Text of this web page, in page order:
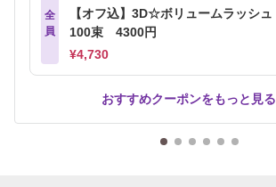
全
員
【オフ込】3D☆ボリュームラッシュ
100束 4300円
¥4,730
おすすめクーポンをもっと見る